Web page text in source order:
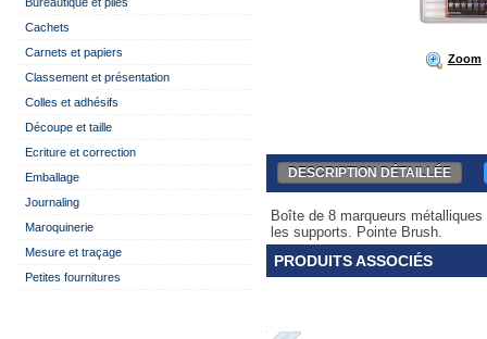
Cachets
Carnets et papiers
Classement et présentation
Colles et adhésifs
Découpe et taille
Ecriture et correction
Emballage
Journaling
Maroquinerie
Mesure et traçage
Petites fournitures
Zoom
DESCRIPTION DÉTAILLÉE
Boîte de 8 marqueurs
les supports. Pointe Brush.
PRODUITS ASSOCIÉS